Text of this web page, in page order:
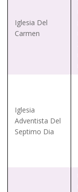
Iglesia Del
Carmen
Iglesia
Adventista Del
Septimo Dia